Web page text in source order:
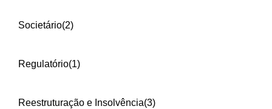
Societário(2)
Regulatório(1)
Reestruturação e Insolvência(3)